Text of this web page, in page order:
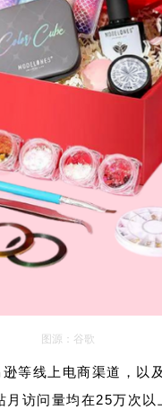
图源：谷歌
等线上电商渠道，以及
访问量均在25万次以